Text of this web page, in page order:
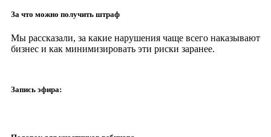
За что можно получить штраф
Мы рассказали, за какие нарушения чаще всего наказывают
бизнес и как минимизировать эти риски заранее.
Запись эфира: